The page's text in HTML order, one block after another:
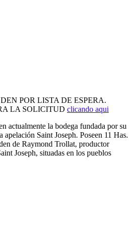
POR LISTA DE ESPERA.
LA SOLICITUD clicando aqui
actualmente la bodega fundada por su
apelación Saint Joseph. Poseen 11 Has.
de Raymond Trollat, productor
Joseph, situadas en los pueblos